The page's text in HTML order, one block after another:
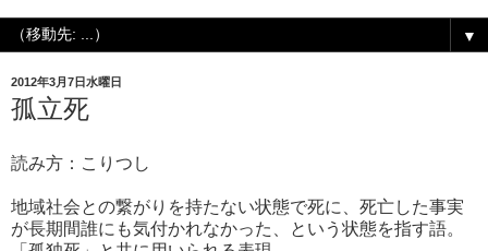
▼
2012年3月7日水曜日
孤立死
読み方：こりつし
地域社会との繋がりを持たない状態で死に、死亡した事実
が長期間誰にも気付かれなかった、という状態を指す語。